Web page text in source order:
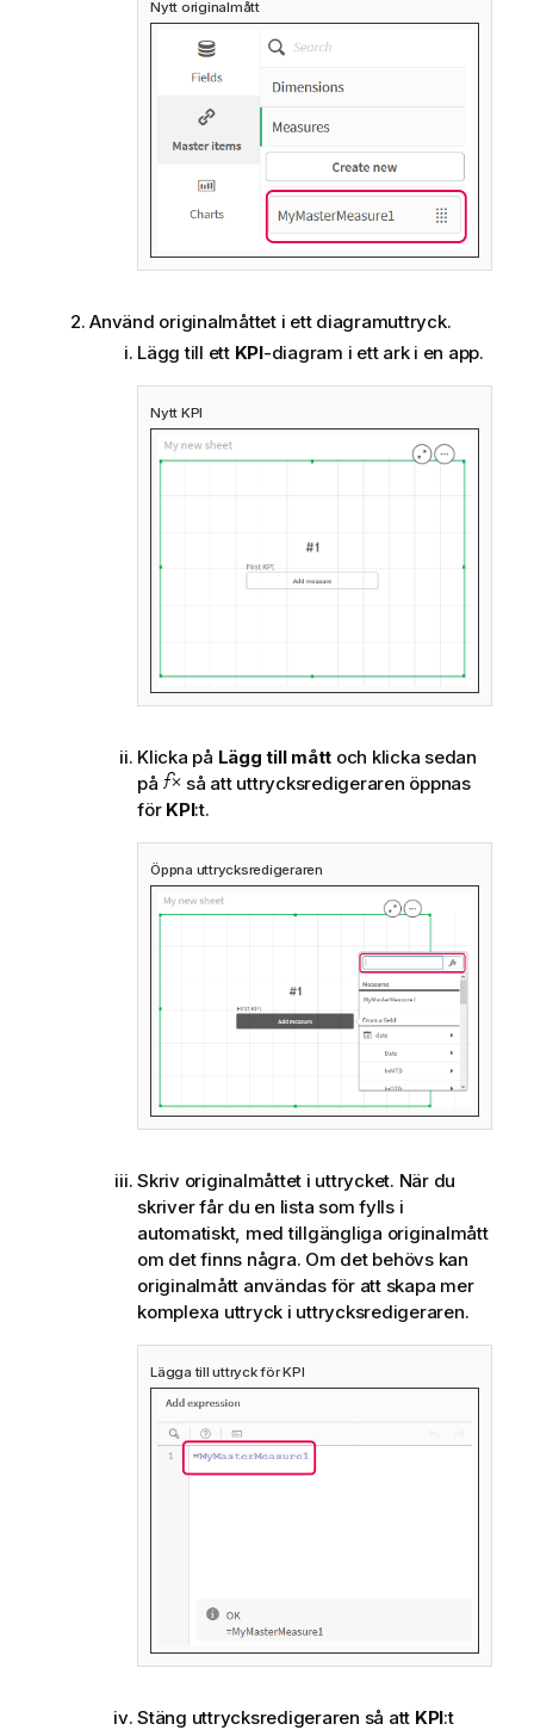
Nytt originalmått
Använd originalmåttet i ett diagramuttryck.
Lägg till ett KPI-diagram i ett ark i en app.
Nytt KPI
Klicka på Lägg till mått och klicka sedan
på
så att uttrycksredigeraren öppnas
för KPI:t.
Öppna uttrycksredigeraren
Skriv originalmåttet i uttrycket. När du
skriver får du en lista som fylls i
automatiskt, med tillgängliga originalmått
om det finns några. Om det behövs kan
originalmått användas för att skapa mer
komplexa uttryck i uttrycksredigeraren.
Lägga till uttryck för KPI
Stäng uttrycksredigeraren så att KPI:t